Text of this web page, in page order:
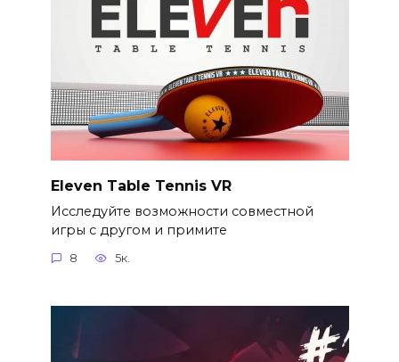
Eleven Table Tennis VR
Исследуйте возможности совместной
игры с другом и примите
8 5к.